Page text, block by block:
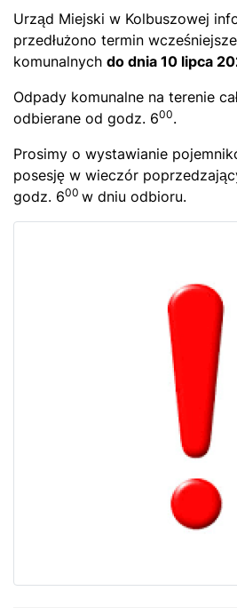
Urząd Miejski w Kolbuszowej
przedłużono termin
komunalnych do dnia 10 lipca
Odpady komunalne na terenie
odbierane od godz. 600.
Prosimy o wystawianie
posesję w wieczór
godz. 600 w dniu odbioru.